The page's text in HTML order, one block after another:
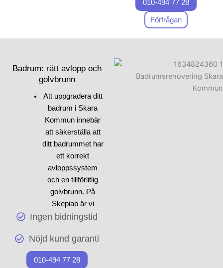
renovera ett badrum är att
utforma en tydlig plan och
samla tips från experter.
estetik i badrummet. Kanske
vill du välja moderna
lösningar eller estetiska
010-494 77 28
Förfrågan
Badrum: rätt avlopp och
golvbrunn
Att uppgradera ditt
badrum i Skara
Kommun innebär
att säkerställa att
ditt badrummet har
ett korrekt
avloppssystem
och en tillförlitlig
golvbrunn. På
Skepiab är vi
experter inom
g och vi erbjuder
pålitliga lösningar
för ditt projekt. När
Ingen bidningstid
Nöjd kund garanti
010-494 77 28